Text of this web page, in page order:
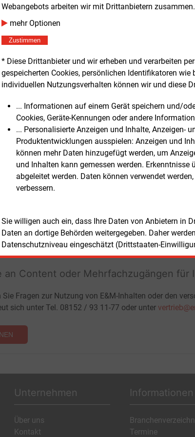
Webangebots arbeiten wir mit Drittanbietern
mehr Optionen
Zustimmen
* Diese Drittanbieter und wir erheben und verarbeiten
gespeicherten Cookies, persönlichen Identifikatoren wie
individuellen Nutzungsverhalten können wir und diese
... Informationen auf einem Gerät speichern und/
Cookies, Geräte-Kennungen oder andere
... Personalisierte Anzeigen und Inhalte, Anzeigen-
Produktentwicklungen ausspielen: Anzeigen und
können mehr Daten hinzugefügt werden, um
und Inhalten kann gemessen werden.
abgeleitet werden. Daten können verwendet
verbessern.
Sie willigen auch ein, dass Ihre Daten von Anbietern in
Daten an dortige Behörden weitergegeben. Daher
Datenschutzniveau eingeschätzt (Drittstaaten-
Sie diese und
redaktionellen
Testen SieE&M
und unverbindlich
Zwei Wochen
Zugang auf stündlich
Nachrichten mit
ohne automatische
an Content oder Mehrfachzugängen für
Sie Fragen zur Nutzung von E&M-Inhalten oder den
sich unter Tel. 08152 / 93 11-77 oder unter
Unternehmen
Über uns
Kontakt
Informationen
Termine